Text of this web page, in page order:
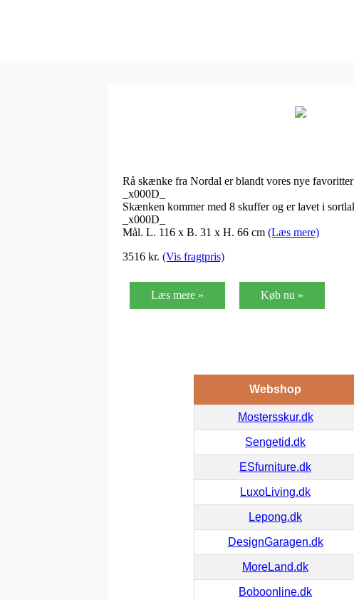
Rå skænke fra Nordal er blandt vores nye
_x000D_
Skænken kommer med 8 skuffer og er lavet i
_x000D_
Mål. L. 116 x B. 31 x H. 66 cm (Læs mere)
3516 kr. (Vis fragtpris)
Læs mere » Køb nu »
Webshop
Mostersskur.dk
Sengetid.dk
ESfurniture.dk
LuxoLiving.dk
Lepong.dk
DesignGaragen.dk
MoreLand.dk
Boboonline.dk